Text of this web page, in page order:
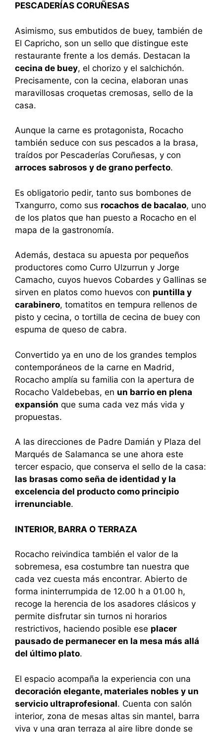
PESCADERÍAS CORUÑESAS
Asimismo, sus embutidos de buey, también de
El Capricho, son un sello que distingue este
restaurante frente a los demás. Destacan la
cecina de buey, el chorizo y el salchichón.
Precisamente, con la cecina, elaboran unas
maravillosas croquetas cremosas, sello de la
casa.
Aunque la carne es protagonista, Rocacho
también seduce con sus pescados a la brasa,
traídos por Pescaderías Coruñesas, y con
arroces sabrosos y de grano perfecto.
Es obligatorio pedir, tanto sus bombones de
Txangurro, como sus rocachos de bacalao, uno
de los platos que han puesto a Rocacho en el
mapa de la gastronomía.
Además, destaca su apuesta por pequeños
productores como Curro Ulzurrun y Jorge
Camacho, cuyos huevos Cobardes y Gallinas se
sirven en platos como huevos con puntilla y
carabinero, tomatitos en tempura rellenos de
pisto y cecina, o tortilla de cecina de buey con
espuma de queso de cabra.
Convertido ya en uno de los grandes templos
contemporáneos de la carne en Madrid,
Rocacho amplía su familia con la apertura de
Rocacho Valdebebas, en un barrio en plena
expansión que suma cada vez más vida y
propuestas.
A las direcciones de Padre Damián y Plaza del
Marqués de Salamanca se une ahora este
tercer espacio, que conserva el sello de la casa:
las brasas como seña de identidad y la
excelencia del producto como principio
irrenunciable.
INTERIOR, BARRA O TERRAZA
Rocacho reivindica también el valor de la
sobremesa, esa costumbre tan nuestra que
cada vez cuesta más encontrar. Abierto de
forma ininterrumpida de 12.00 h a 01.00 h,
recoge la herencia de los asadores clásicos y
permite disfrutar sin turnos ni horarios
restrictivos, haciendo posible ese placer
pausado de permanecer en la mesa más allá
del último plato.
El espacio acompaña la experiencia con una
decoración elegante, materiales nobles y un
servicio ultraprofesional. Cuenta con salón
interior, zona de mesas altas sin mantel, barra
viva y una gran terraza al aire libre donde se